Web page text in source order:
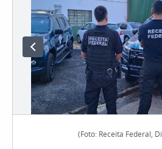
(Foto: Receita Federal,